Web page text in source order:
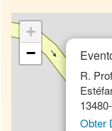
R.
Obter
+
−